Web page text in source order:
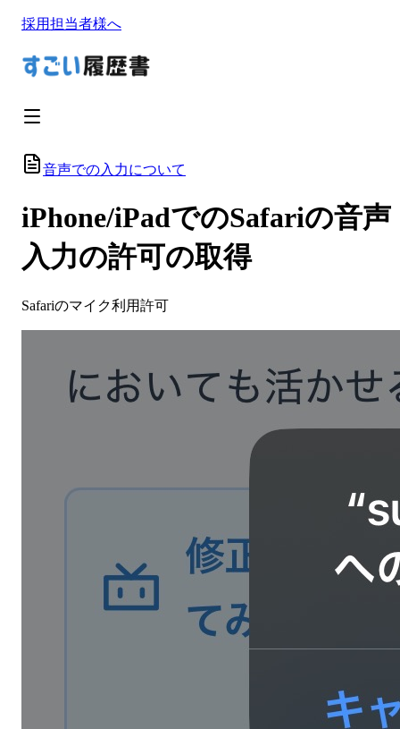
採用担当者様へ
音声での入力について
iPhone/iPadでのSafariの音声
入力の許可の取得
Safariのマイク利用許可